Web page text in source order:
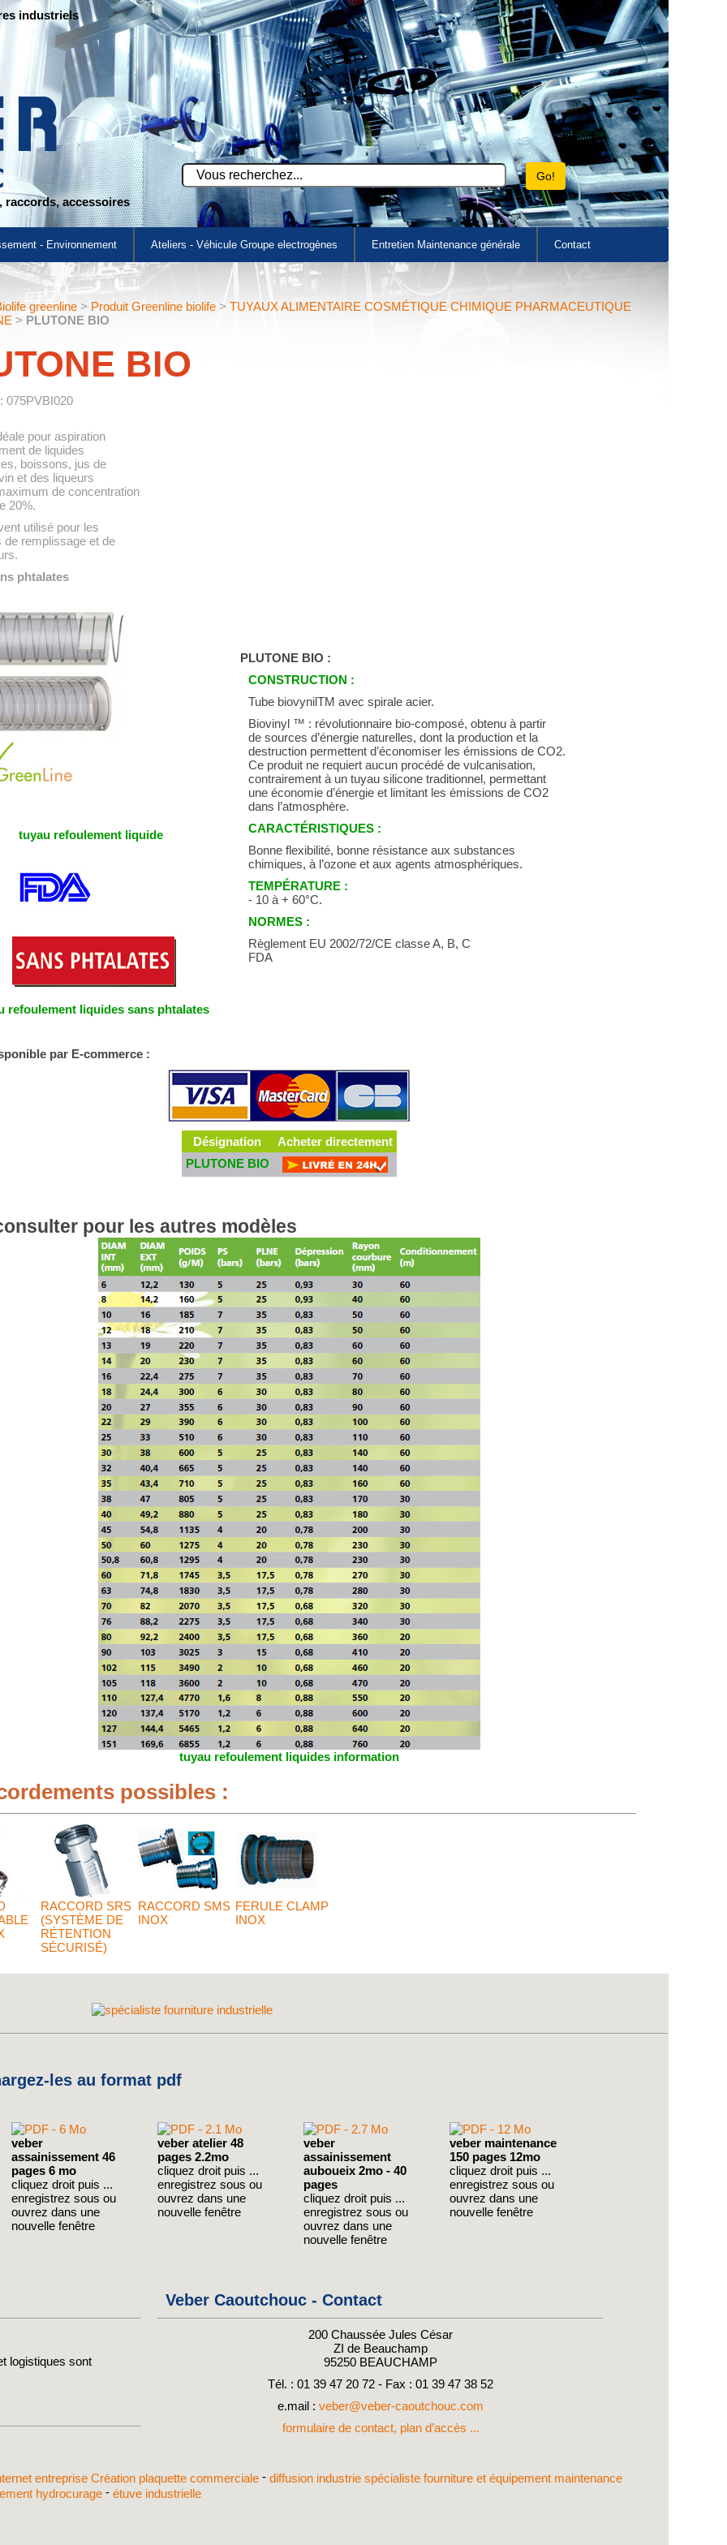
industriels
raccords, accessoires
- Environnement Ateliers - Véhicule Groupe electrogènes Entretien Maintenance générale Contact
greenline > Produit Greenline biolife > TUYAUX ALIMENTAIRE COSMÉTIQUE CHIMIQUE PHARMACEUTIQUE
> PLUTONE BIO
BIO
075PVBI020
pour aspiration
de liquides
boissons, jus de
et des liqueurs
de concentration
20%.
utilisé pour les
de remplissage et de
phtalates
tuyau refoulement liquide
refoulement liquides sans phtalates
PLUTONE BIO :
CONSTRUCTION :
Tube biovynilTM avec spirale acier.
Biovinyl ™ : révolutionnaire bio-composé, obtenu à partir
de sources d’énergie naturelles, dont la production et la
destruction permettent d’économiser les émissions de CO2.
Ce produit ne requiert aucun procédé de vulcanisation,
contrairement à un tuyau silicone traditionnel, permettant
une économie d’énergie et limitant les émissions de CO2
dans l’atmosphère.
CARACTÉRISTIQUES :
Bonne flexibilité, bonne résistance aux substances
chimiques, à l’ozone et aux agents atmosphériques.
TEMPÉRATURE :
- 10 à + 60°C.
NORMES :
Règlement EU 2002/72/CE classe A, B, C
FDA
par E-commerce :
Désignation
Acheter directement
PLUTONE BIO
pour les autres modèles
tuyau refoulement liquides information
possibles :
RACCORD SRS
(SYSTÈME DE
RÉTENTION
SÉCURISÉ)
RACCORD SMS
INOX
FERULE CLAMP
INOX
les au format pdf
veber
assainissement 46
pages 6 mo
cliquez droit puis ...
enregistrez sous ou
ouvrez dans une
nouvelle fenêtre
veber atelier 48
pages 2.2mo
cliquez droit puis ...
enregistrez sous ou
ouvrez dans une
nouvelle fenêtre
veber
assainissement
auboueix 2mo - 40
pages
cliquez droit puis ...
enregistrez sous ou
ouvrez dans une
nouvelle fenêtre
veber maintenance
150 pages 12mo
cliquez droit puis ...
enregistrez sous ou
ouvrez dans une
nouvelle fenêtre
logistiques sont
Veber Caoutchouc - Contact
200 Chaussée Jules César
ZI de Beauchamp
95250 BEAUCHAMP
Tél. : 01 39 47 20 72 - Fax : 01 39 47 38 52
e.mail : veber@veber-caoutchouc.com
formulaire de contact, plan d’accès ...
entreprise Création plaquette commerciale - diffusion industrie spécialiste fourniture et équipement maintenance
hydrocurage - étuve industrielle